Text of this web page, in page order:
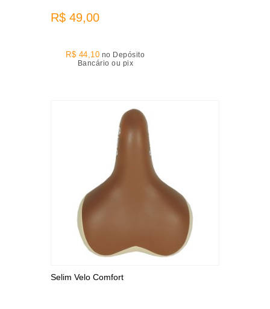
R$ 49,00
R$ 44,10 no Depósito
Bancário ou pix
Selim Velo Comfort